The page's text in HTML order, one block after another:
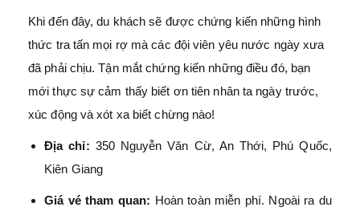
Khi đến đây, du khách sẽ được chứng kiến những hình
thức tra tấn mọi rợ mà các đội viên yêu nước ngày xưa
đã phải chịu. Tận mắt chứng kiến những điều đó, bạn
mới thực sự cảm thấy biết ơn tiên nhân ta ngày trước,
xúc động và xót xa biết chừng nào!
Địa chỉ: 350 Nguyễn Văn Cừ, An Thới, Phú Quốc,
Kiên Giang
Giá vé tham quan: Hoàn toàn miễn phí. Ngoài ra du